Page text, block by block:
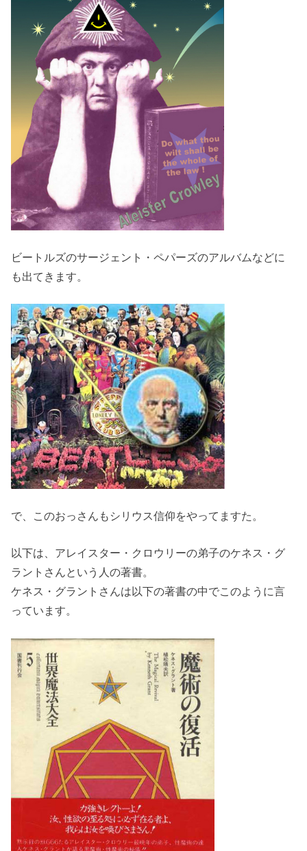
ビートルズのサージェント・ペパーズのアルバムなどに
も出てきます。
で、このおっさんもシリウス信仰をやってますた。
以下は、アレイスター・クロウリーの弟子のケネス・グ
ラントさんという人の著書。
ケネス・グラントさんは以下の著書の中でこのように言
っています。